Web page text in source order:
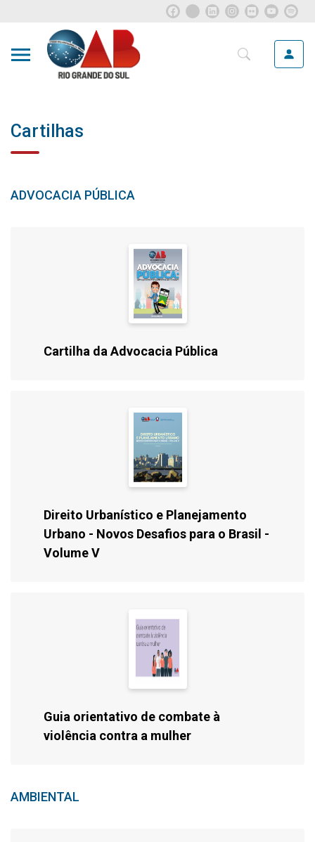
Cartilhas
ADVOCACIA PÚBLICA
Cartilha da Advocacia Pública
Direito Urbanístico e Planejamento
Urbano - Novos Desafios para o Brasil -
Volume V
Guia orientativo de combate à
violência contra a mulher
AMBIENTAL